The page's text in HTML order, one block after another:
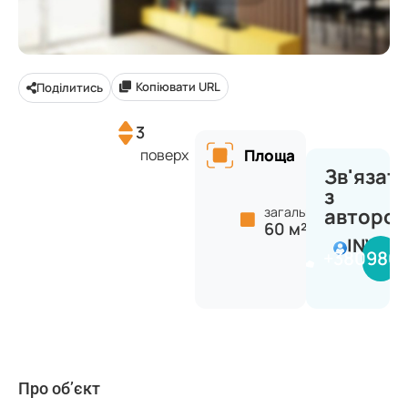
Поділитись Копіювати URL
3
поверх Площа
загальна:
60 м²
з
Про об’єкт